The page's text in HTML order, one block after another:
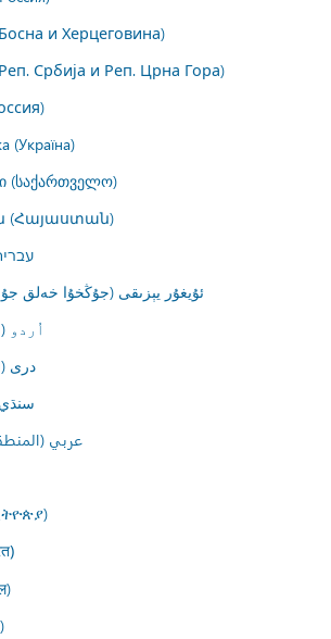
и Херцеговина)
Србија и Реп. Црна Гора)
(Україна)
(საქართველო)
(Հայաստան)
ئۇيغۇر يېزىقى (جۇڭخۇا خەلق
اُردو
درى
عربي